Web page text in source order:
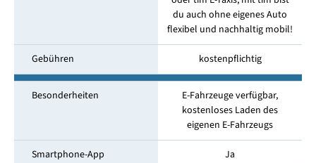
du auch ohne eigenes Auto
flexibel und nachhaltig mobil!
Gebühren kostenpflichtig
Besonderheiten
E-Fahrzeuge verfügbar,
kostenloses Laden des
eigenen E-Fahrzeugs
Smartphone-App Ja